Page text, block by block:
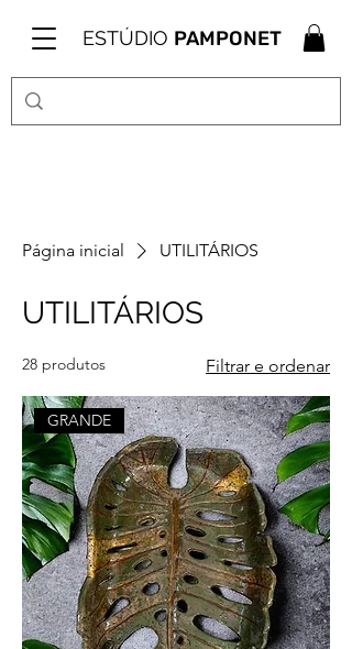
ESTÚDIO PAMPONET
Página inicial UTILITÁRIOS
UTILITÁRIOS
28 produtos Filtrar e ordenar
GRANDE